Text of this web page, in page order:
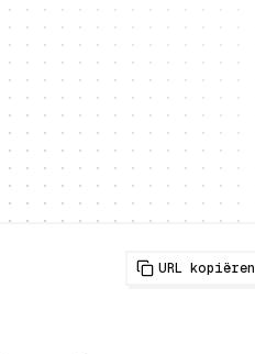
URL kopiëren